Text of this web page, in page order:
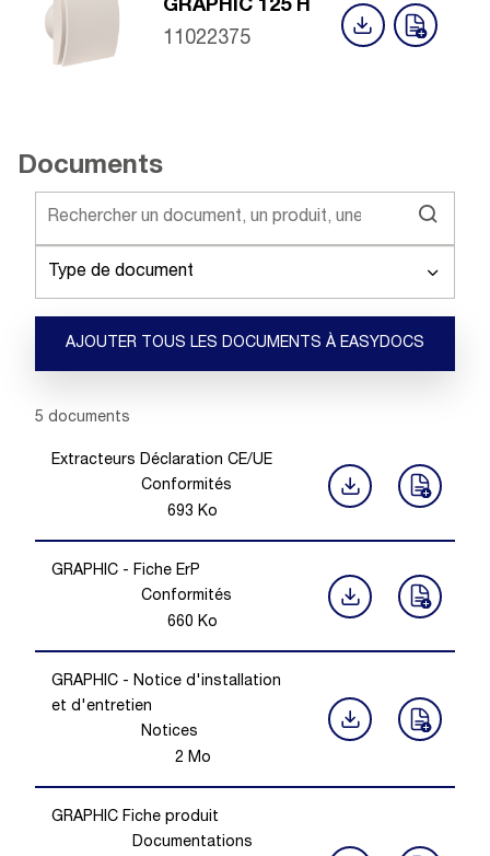
GRAPHIC 125 H
11022375
Documents
Type de document
AJOUTER TOUS LES DOCUMENTS À EASYDOCS
Showing 1 -5
5 documents
Extracteurs Déclaration CE/UE
Conformités
693 Ko
GRAPHIC - Fiche ErP
Conformités
660 Ko
GRAPHIC - Notice d'installation
et d'entretien
Notices
2 Mo
GRAPHIC Fiche produit
Documentations